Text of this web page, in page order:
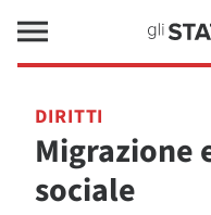
DIRITTI
Migrazione
sociale